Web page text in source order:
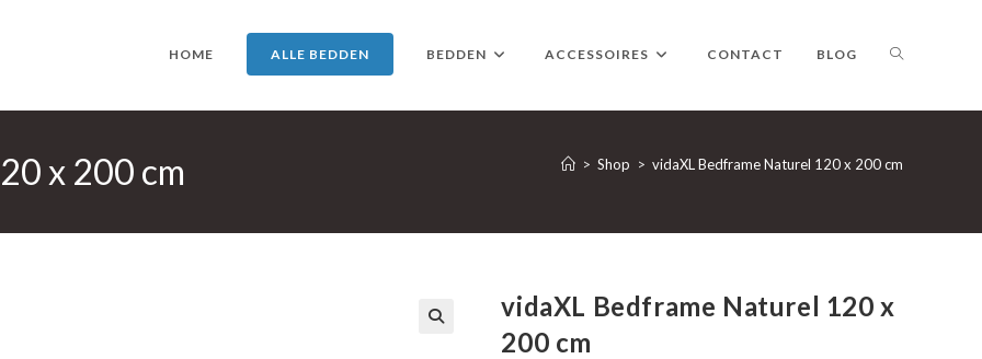
HOME ALLE BEDDEN BEDDEN ACCESSOIRES CONTACT BLOG TOGGLE
WEBSITE
x 200 cm > Shop > vidaXL Bedframe Naturel 120 x 200 cm
vidaXL Bedframe Naturel 120 x
200 cm